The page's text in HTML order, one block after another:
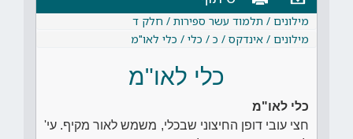
מילונים / תלמוד עשר ספירות / חלק ד
מילונים / אינדקס / כ / כלי / כלי לאו"מ
כלי לאו"מ
כלי לאו"מ
חצי עובי דופן החיצוני שבכלי, משמש לאור מקיף. עי'